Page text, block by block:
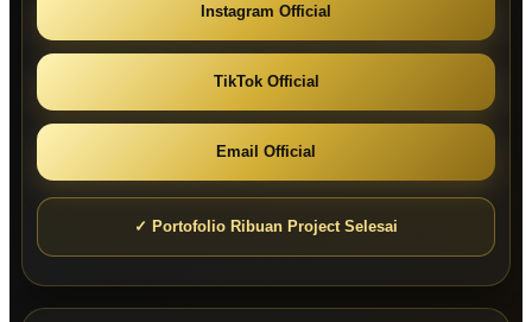
Instagram Official
TikTok Official
Email Official
✓ Portofolio Ribuan Project Selesai